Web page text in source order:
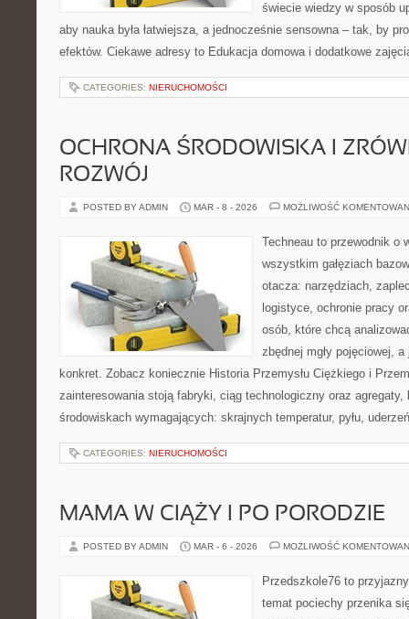
świecie wiedzy w sposób
aby nauka była łatwiejsza, a jednocześnie sensowna – tak, by
efektów. Ciekawe adresy to Edukacja domowa i dodatkowe
CATEGORIES: NIERUCHOMOŚCI
OCHRONA ŚRODOWISKA I
ROZWÓJ
POSTED BY ADMIN MAR - 8 - 2026 MOŻLIWOŚĆ
Techneau to przewodnik o
wszystkim gałęziach
otacza: narzędziach,
logistyce, ochronie pracy
osób, które chcą
zbędnej mgły pojęciowej,
konkret. Zobacz koniecznie Historia Przemysłu Ciężkiego i
zainteresowania stoją fabryki, ciąg technologiczny oraz agregaty,
środowiskach wymagających: skrajnych temperatur, pyłu,
CATEGORIES: NIERUCHOMOŚCI
MAMA W CIĄŻY I PO PORODZIE
POSTED BY ADMIN MAR - 6 - 2026 MOŻLIWOŚĆ
Przedszkole76 to
temat pociechy przenika